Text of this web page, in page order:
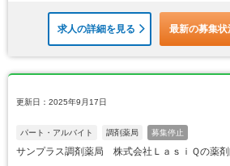
求人の詳細を見る 最新の募集
更新日：2025年9月17日
パート・アルバイト 調剤薬局 募集停止
サンプラス調剤薬局 株式会社ＬａｓｉＱの薬剤